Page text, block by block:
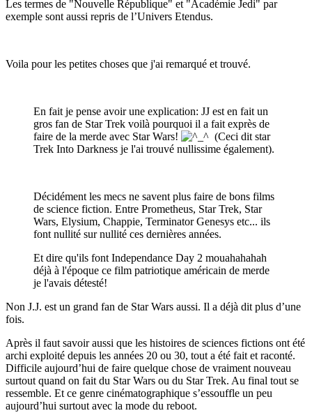
Les termes de "Nouvelle République" et "Académie Jedi" par
exemple sont aussi repris de l’Univers Etendus.
Voila pour les petites choses que j'ai remarqué et trouvé.
En fait je pense avoir une explication: JJ est en fait un
gros fan de Star Trek voilà pourquoi il a fait exprès de
faire de la merde avec Star Wars!
(Ceci dit star
Trek Into Darkness je l'ai trouvé nullissime également).
Décidément les mecs ne savent plus faire de bons films
de science fiction. Entre Prometheus, Star Trek, Star
Wars, Elysium, Chappie, Terminator Genesys etc... ils
font nullité sur nullité ces dernières années.
Et dire qu'ils font Independance Day 2 mouahahahah
déjà à l'époque ce film patriotique américain de merde
je l'avais détesté!
Non J.J. est un grand fan de Star Wars aussi. Il a déjà dit plus d’une
fois.
Après il faut savoir aussi que les histoires de sciences fictions ont été
archi exploité depuis les années 20 ou 30, tout a été fait et raconté.
Difficile aujourd’hui de faire quelque chose de vraiment nouveau
surtout quand on fait du Star Wars ou du Star Trek. Au final tout se
ressemble. Et ce genre cinématographique s’essouffle un peu
aujourd’hui surtout avec la mode du reboot.